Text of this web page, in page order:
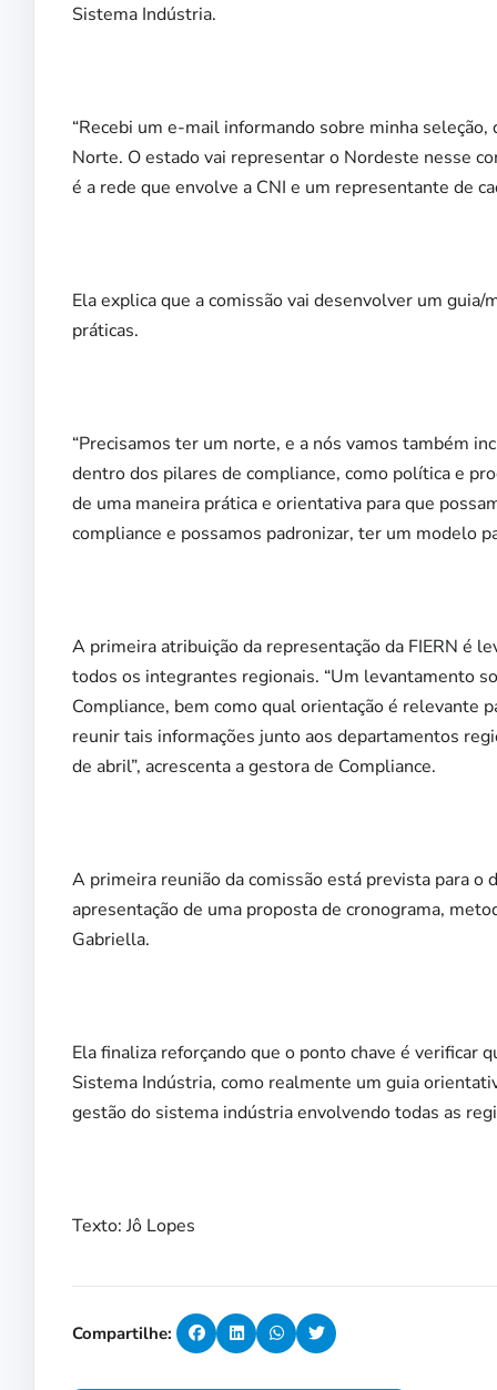
Sistema Indústria.
“Recebi um e-mail informando sobre minha
Norte. O estado vai representar o Nordeste nesse
é a rede que envolve a CNI e um representante de
Ela explica que a comissão vai desenvolver um
práticas.
“Precisamos ter um norte, e a nós vamos também
dentro dos pilares de compliance, como política e
de uma maneira prática e orientativa para que
compliance e possamos padronizar, ter um modelo
A primeira atribuição da representação da FIERN é
todos os integrantes regionais. “Um levantamento
Compliance, bem como qual orientação é relevante
reunir tais informações junto aos departamentos
de abril”, acrescenta a gestora de Compliance.
A primeira reunião da comissão está prevista para o
apresentação de uma proposta de cronograma,
Gabriella.
Ela finaliza reforçando que o ponto chave é verificar
Sistema Indústria, como realmente um guia
gestão do sistema indústria envolvendo todas as
Texto: Jô Lopes
Compartilhe: